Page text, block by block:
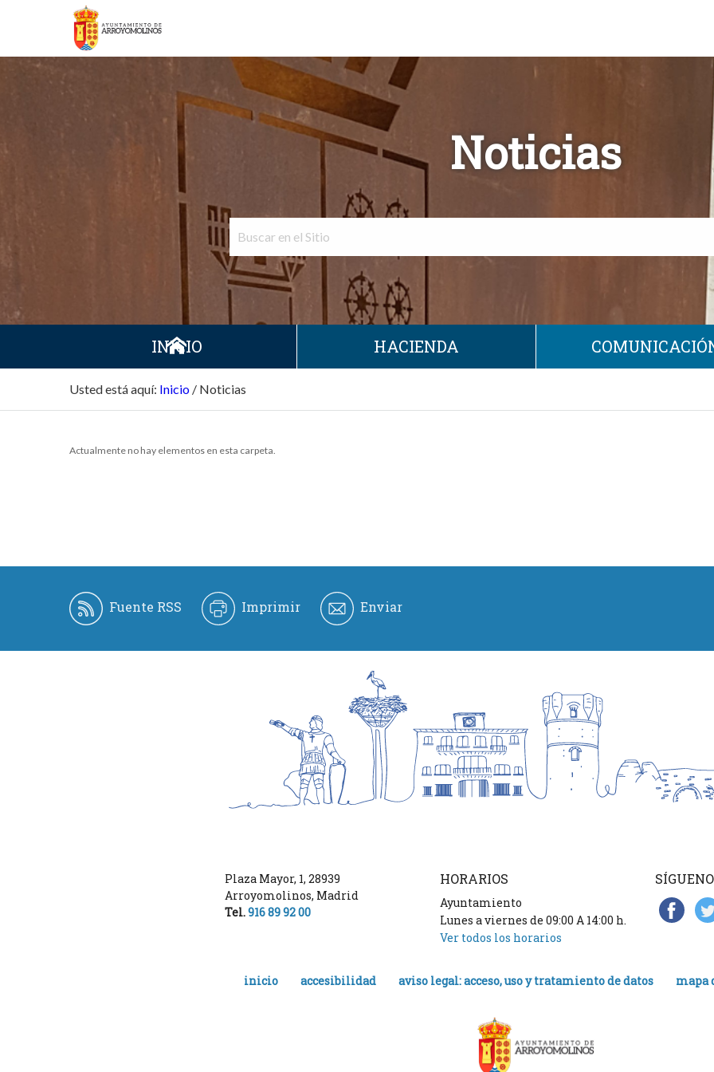
Noticias
INICIO HACIENDA
Usted está aquí: Inicio / Noticias
Actualmente no hay elementos en esta carpeta.
Fuente RSS Imprimir Enviar
Plaza Mayor, 1, 28939
Arroyomolinos, Madrid
Tel.916 89 92 00
HORARIOS
Ayuntamiento
Lunes a viernes de 09:00 A 14:00 h.
Ver todos los horarios
inicio accesibilidad aviso legal: acceso, uso y tratamiento de datos mapa